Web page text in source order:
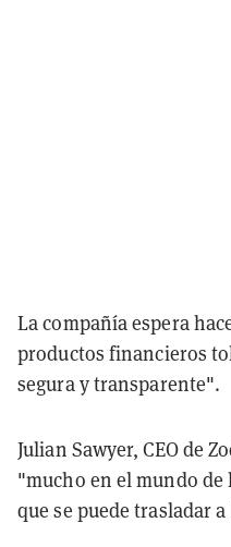
La compañía espera
productos financieros
segura y transparente".
Julian Sawyer, CEO de
"mucho en el mundo
que se puede trasladar